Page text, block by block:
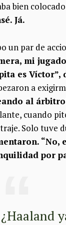
bien
Já.
un par de
mi
es Víctor”,
a
al
cuando
Solo tuve
“No,
por
¿Haaland